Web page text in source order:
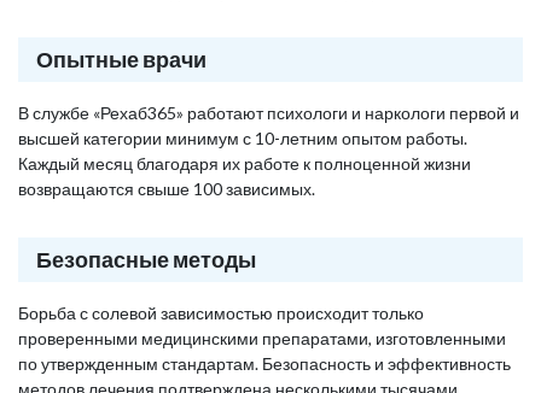
Опытные врачи
В службе «Рехаб365» работают психологи и наркологи первой и
высшей категории минимум с 10-летним опытом работы.
Каждый месяц благодаря их работе к полноценной жизни
возвращаются свыше 100 зависимых.
Безопасные методы
Борьба с солевой зависимостью происходит только
проверенными медицинскими препаратами, изготовленными
по утвержденным стандартам. Безопасность и эффективность
методов лечения подтверждена несколькими тысячами